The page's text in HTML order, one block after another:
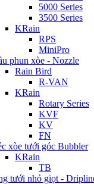
5000 Series
3500 Series
KRain
RPS
MiniPro
phun xòe - Nozzle
Rain Bird
R-VAN
KRain
Rotary Series
KVF
KV
FN
xòe tưới góc Bubbler
KRain
TB
tưới nhỏ giọt -